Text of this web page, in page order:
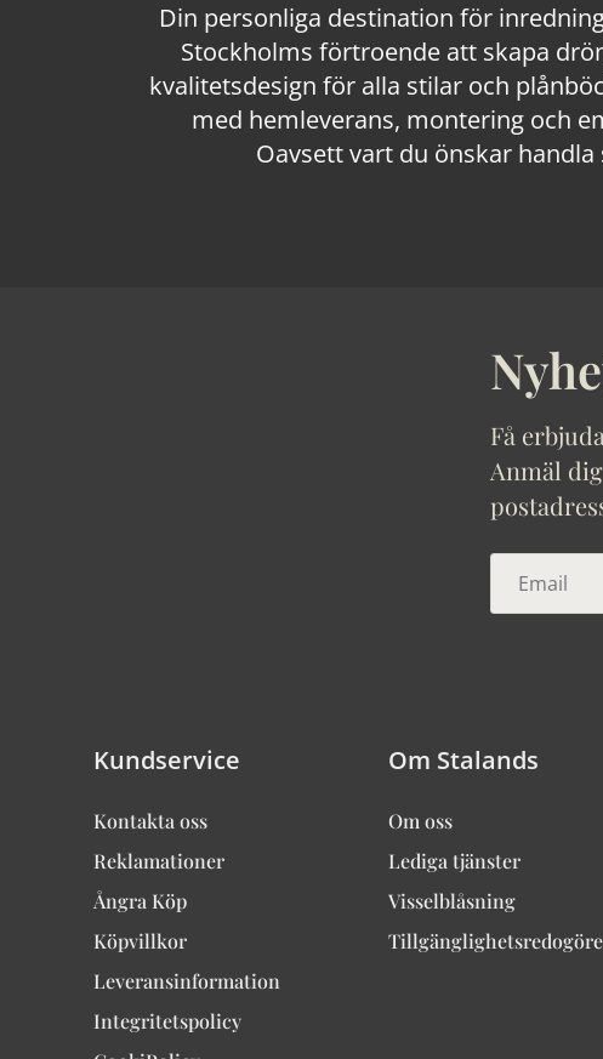
Din personliga destination för
Stockholms förtroende att skapa
kvalitetsdesign för alla stilar och
med hemleverans, montering och
Oavsett vart du önskar
Få
Anmäl
Kundservice
Kontakta oss
Reklamationer
Ångra Köp
Köpvillkor
Leveransinformation
Integritetspolicy
Om Stalands
Om oss
Lediga tjänster
Visselblåsning